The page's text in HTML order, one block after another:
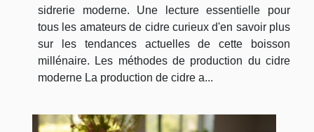
sidrerie moderne. Une lecture essentielle pour
tous les amateurs de cidre curieux d'en savoir plus
sur les tendances actuelles de cette boisson
millénaire. Les méthodes de production du cidre
moderne La production de cidre a...